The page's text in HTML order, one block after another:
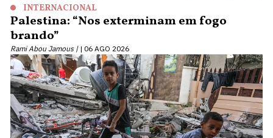
INTERNACIONAL
Palestina: “Nos exterminam em fogo
brando”
Rami Abou Jamous | 06 AGO 2026